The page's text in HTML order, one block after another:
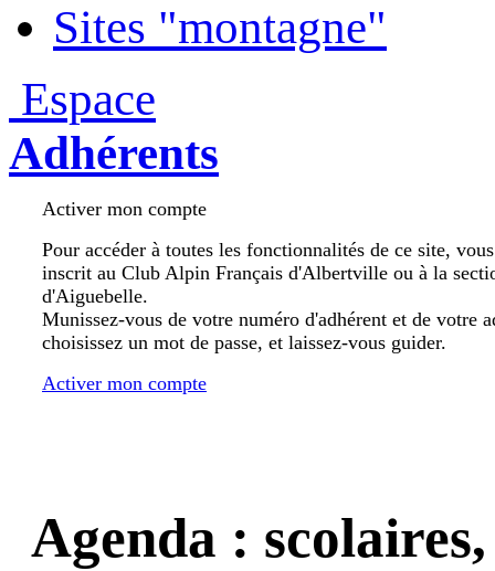
Sites "montagne"
Espace
Adhérents
Activer mon compte
Pour accéder à toutes les fonctionnalités de ce site,
inscrit au Club Alpin Français d'Albertville ou à la
d'Aiguebelle.
Munissez-vous de votre numéro d'adhérent et de votre
choisissez un mot de passe, et laissez-vous guider.
Activer mon compte
Agenda :